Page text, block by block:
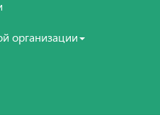
организации